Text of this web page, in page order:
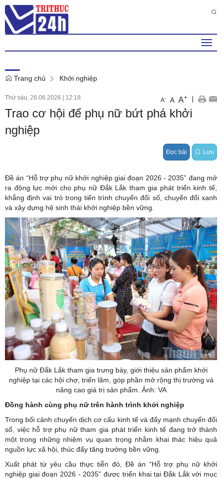
Trang chủ Khởi nghiệp
Thứ sáu, 26.06.2026 | 12:18 A- A A+ |
Trao cơ hội để phụ nữ bứt phá khởi
nghiệp
Đọc bài Lưu
Đề án “Hỗ trợ phụ nữ khởi nghiệp giai đoạn 2026 - 2035” đang mở
ra động lực mới cho phụ nữ Đắk Lắk tham gia phát triển kinh tế,
khẳng định vai trò trong tiến trình chuyển đổi số, chuyển đổi xanh
và xây dựng hệ sinh thái khởi nghiệp bền vững.
Phụ nữ Đắk Lắk tham gia trưng bày, giới thiệu sản phẩm khởi
nghiệp tại các hội chợ, triển lãm, góp phần mở rộng thị trường và
nâng cao giá trị sản phẩm. Ảnh: VA
Đồng hành cùng phụ nữ trên hành trình khởi nghiệp
Trong bối cảnh chuyển dịch cơ cấu kinh tế và đẩy mạnh chuyển đổi
số, việc hỗ trợ phụ nữ tham gia phát triển kinh tế đang trở thành
một trong những nhiệm vụ quan trọng nhằm khai thác hiệu quả
nguồn lực xã hội, thúc đẩy tăng trưởng bền vững.
Xuất phát từ yêu cầu thực tiễn đó, Đề án “Hỗ trợ phụ nữ khởi
nghiệp giai đoạn 2026 - 2035” được triển khai tại Đắk Lắkvới mục